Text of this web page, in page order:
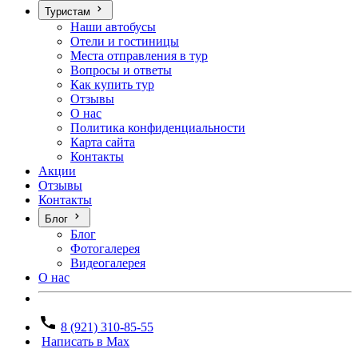
Туристам
Наши автобусы
Отели и гостиницы
Места отправления в тур
Вопросы и ответы
Как купить тур
Отзывы
О нас
Политика конфиденциальности
Карта сайта
Контакты
Акции
Отзывы
Контакты
Блог
Блог
Фотогалерея
Видеогалерея
О нас
8 (921) 310-85-55
Написать в Max